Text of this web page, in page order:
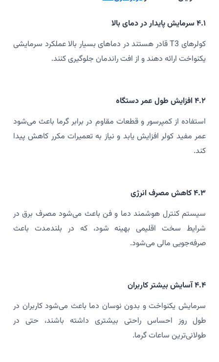
۴.۱ سرمایش پایدار در دمای بالا
کولرهای T3 قادر هستند در دماهای بسیار بالا عملکرد سرمایشی
یکنواخت ارائه دهند و از افت راندمان جلوگیری کنند.
۴.۲ افزایش طول عمر دستگاه
استفاده از کمپرسور و قطعات مقاوم در برابر گرما باعث می‌شود
عمر مفید کولر افزایش یابد و نیاز به تعمیرات مکرر کاهش پیدا
کند.
۴.۳ کاهش مصرف انرژی
سیستم کنترل هوشمند دما و فن باعث می‌شود مصرف برق در
شرایط سخت اقلیمی بهینه شود، که در بلندمدت باعث
صرفه‌جویی مالی می‌شود.
۴.۴ آسایش بیشتر کاربران
سرمایش یکنواخت و بدون نوسان دما باعث می‌شود کاربران در
طول روز احساس راحتی بیشتری داشته باشند، حتی در
طولانی‌ترین ساعات گرما.